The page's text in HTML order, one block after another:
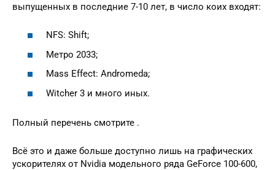
выпущенных в последние 7-10 лет, в число коих входят:
NFS: Shift;
Метро 2033;
Mass Effect: Andromeda;
Witcher 3 и много иных.
Полный перечень смотрите .
Всё это и даже больше доступно лишь на графических
ускорителях от Nvidia модельного ряда GeForce 100-600,